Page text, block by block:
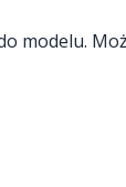
modelu.